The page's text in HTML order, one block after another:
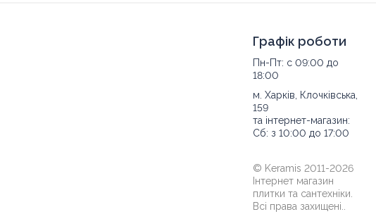
Графік роботи
Пн-Пт: с 09:00 до
18:00
м. Харків, Клочківська,
159
та інтернет-магазин:
Сб: з 10:00 до 17:00
© Keramis 2011-2026
Інтернет магазин
плитки та сантехніки.
Всі права захищені..